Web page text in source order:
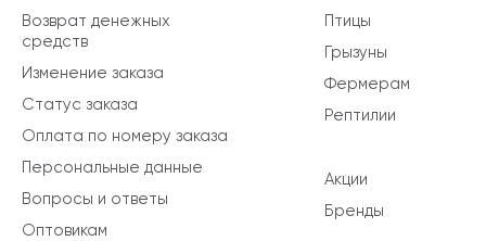
Птицы
Грызуны
Фермерам
Рептилии
Акции
Бренды
Возврат денежных
средств
Изменение заказа
Статус заказа
Оплата по номеру заказа
Персональные данные
Вопросы и ответы
Оптовикам